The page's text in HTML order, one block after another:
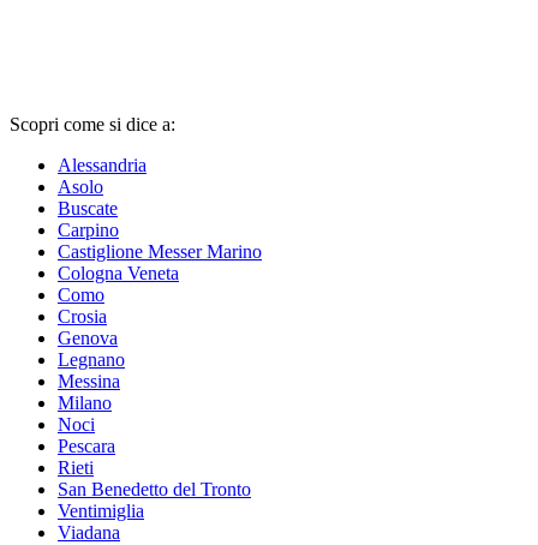
Scopri come si dice a:
Alessandria
Asolo
Buscate
Carpino
Castiglione Messer Marino
Cologna Veneta
Como
Crosia
Genova
Legnano
Messina
Milano
Noci
Pescara
Rieti
San Benedetto del Tronto
Ventimiglia
Viadana